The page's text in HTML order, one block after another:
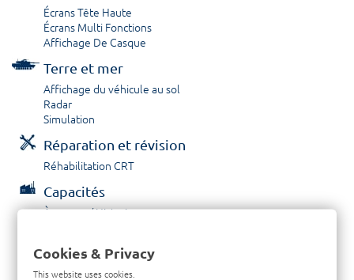
Écrans Tête Haute
Écrans Multi Fonctions
Affichage De Casque
Terre et mer
Affichage du véhicule au sol
Radar
Simulation
Réparation et révision
Réhabilitation CRT
Capacités
À propos / Historique
Contactez nous
Cookies & Privacy
This website uses cookies.